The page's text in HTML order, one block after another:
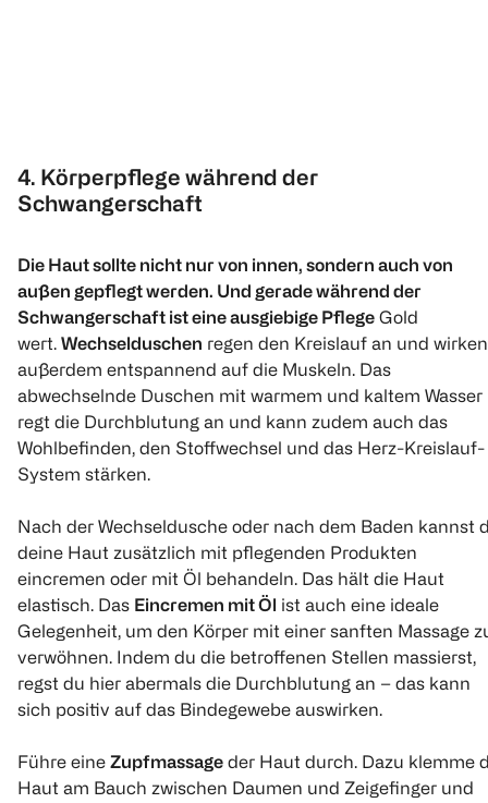
4. Körperpflege während der
Schwangerschaft
Die Haut sollte nicht nur von innen, sondern auch von
außen gepflegt werden. Und gerade während der
Schwangerschaft ist eine ausgiebige Pflege Gold
wert. Wechselduschen regen den Kreislauf an und wirken
außerdem entspannend auf die Muskeln. Das
abwechselnde Duschen mit warmem und kaltem Wasser
regt die Durchblutung an und kann zudem auch das
Wohlbefinden, den Stoffwechsel und das Herz-Kreislauf-
System stärken.
Nach der Wechseldusche oder nach dem Baden kannst
deine Haut zusätzlich mit pflegenden Produkten
eincremen oder mit Öl behandeln. Das hält die Haut
elastisch. Das Eincremen mit Öl ist auch eine ideale
Gelegenheit, um den Körper mit einer sanften Massage
verwöhnen. Indem du die betroffenen Stellen massierst,
regst du hier abermals die Durchblutung an – das kann
sich positiv auf das Bindegewebe auswirken.
Führe eine Zupfmassage der Haut durch. Dazu klemme
Haut am Bauch zwischen Daumen und Zeigefinger und